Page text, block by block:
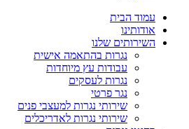
עמוד הבית
אודותינו
השירותים שלנו
נגרות בהתאמה אישית
עבודות עץ מיוחדות
נגרות לעסקים
נגר פרטי
שירותי נגרות למעצבי פנים
שירותי נגרות לאדריכלים